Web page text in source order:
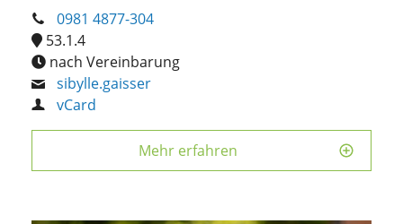
0981 4877-304
53.1.4
nach Vereinbarung
sibylle.gaisser
vCard
Mehr erfahren